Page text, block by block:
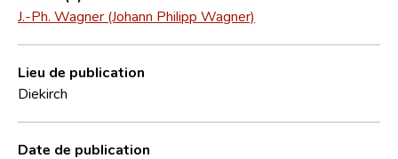
J.-Ph. Wagner (Johann Philipp Wagner)
Lieu de publication
Diekirch
Date de publication